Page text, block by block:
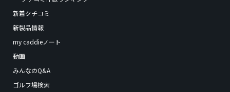
新着クチコミ
新製品情報
my caddieノート
動画
みんなのQ&A
ゴルフ場検索